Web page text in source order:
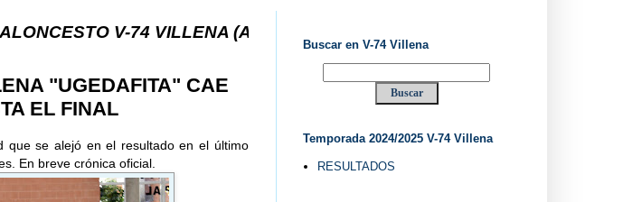
V-74 VILLENA (ALICANTE) ... V-74 VILLENA DESDE 1.974 ... EL "UVE" ...
"UGEDAFITA" CAE
EL FINAL
que se alejó en el resultado en el último
En breve crónica oficial.
Buscar en V-74 Villena
Temporada 2024/2025 V-74 Villena
RESULTADOS